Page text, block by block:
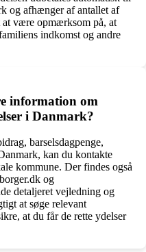
og afhænger af antallet af
at være opmærksom på, at
indkomst og andre
information om
i Danmark?
barselsdagpenge,
kan du kontakte
kommune. Der findes også
og
detaljeret vejledning og
at søge relevant
at du får de rette ydelser